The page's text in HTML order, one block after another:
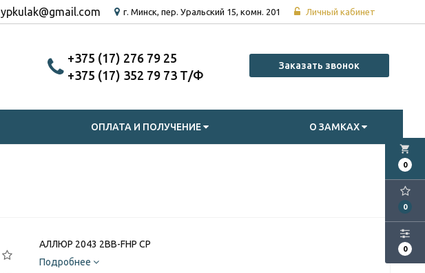
Личный кабинет
г. Минск, пер. Уральский 15, комн. 201
ypkulak@gmail.com
‎+375 (17) 276 79 25
‎+375 (17) 352 79 73
Заказать звонок
ОПЛАТА И ПОЛУЧЕНИЕ О ЗАМКАХ
local_grocery_store
0
0
0
АЛЛЮР 2043 2BB-FHP CP
Подробнее